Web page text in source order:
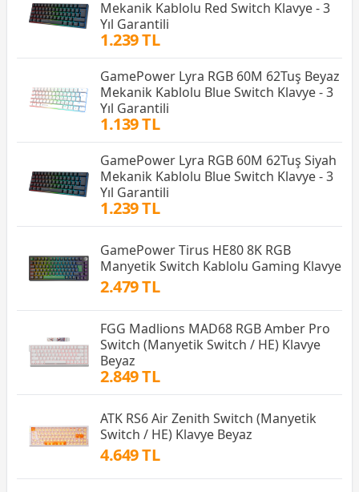
Mekanik Kablolu Red Switch Klavye - 3
Yıl Garantili
1.239 TL
GamePower Lyra RGB 60M 62Tuş Beyaz
Mekanik Kablolu Blue Switch Klavye - 3
Yıl Garantili
1.139 TL
GamePower Lyra RGB 60M 62Tuş Siyah
Mekanik Kablolu Blue Switch Klavye - 3
Yıl Garantili
1.239 TL
GamePower Tirus HE80 8K RGB
Manyetik Switch Kablolu Gaming Klavye
2.479 TL
FGG Madlions MAD68 RGB Amber Pro
Switch (Manyetik Switch / HE) Klavye
Beyaz
2.849 TL
ATK RS6 Air Zenith Switch (Manyetik
Switch / HE) Klavye Beyaz
4.649 TL